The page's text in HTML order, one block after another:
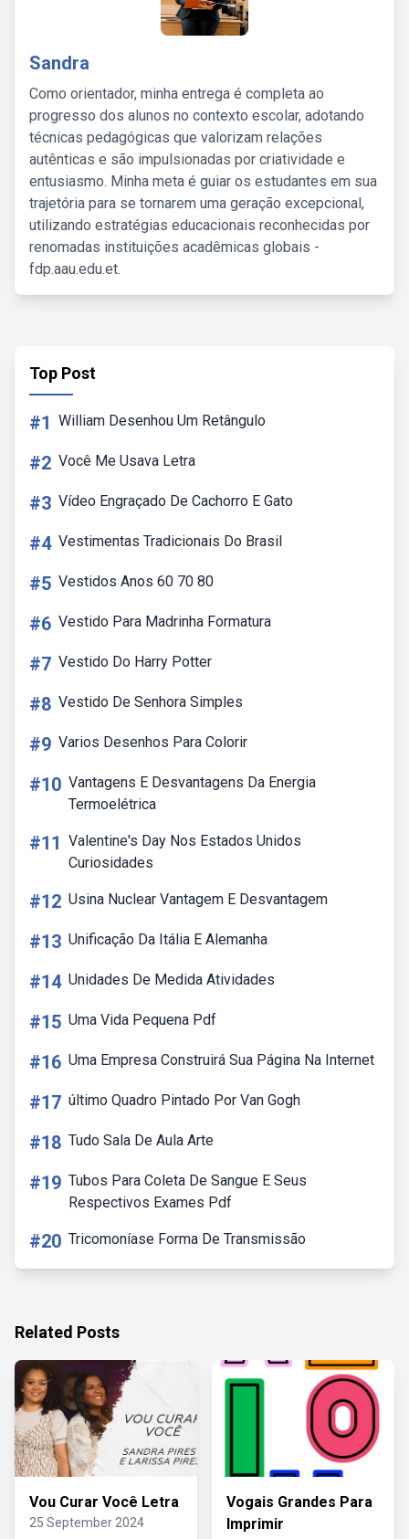
Sandra
Como orientador, minha entrega é completa ao
progresso dos alunos no contexto escolar, adotando
técnicas pedagógicas que valorizam relações
autênticas e são impulsionadas por criatividade e
entusiasmo. Minha meta é guiar os estudantes em sua
trajetória para se tornarem uma geração excepcional,
utilizando estratégias educacionais reconhecidas por
renomadas instituições acadêmicas globais -
fdp.aau.edu.et.
Top Post
#1 William Desenhou Um Retângulo
#2 Você Me Usava Letra
#3 Vídeo Engraçado De Cachorro E Gato
#4 Vestimentas Tradicionais Do Brasil
#5 Vestidos Anos 60 70 80
#6 Vestido Para Madrinha Formatura
#7 Vestido Do Harry Potter
#8 Vestido De Senhora Simples
#9 Varios Desenhos Para Colorir
#10 Vantagens E Desvantagens Da Energia
Termoelétrica
#11 Valentine's Day Nos Estados Unidos
Curiosidades
#12 Usina Nuclear Vantagem E Desvantagem
#13 Unificação Da Itália E Alemanha
#14 Unidades De Medida Atividades
#15 Uma Vida Pequena Pdf
#16 Uma Empresa Construirá Sua Página Na Internet
#17 último Quadro Pintado Por Van Gogh
#18 Tudo Sala De Aula Arte
#19 Tubos Para Coleta De Sangue E Seus
Respectivos Exames Pdf
#20 Tricomoníase Forma De Transmissão
Related Posts
Vou Curar Você Letra
25 September 2024
Vogais Grandes Para
Imprimir